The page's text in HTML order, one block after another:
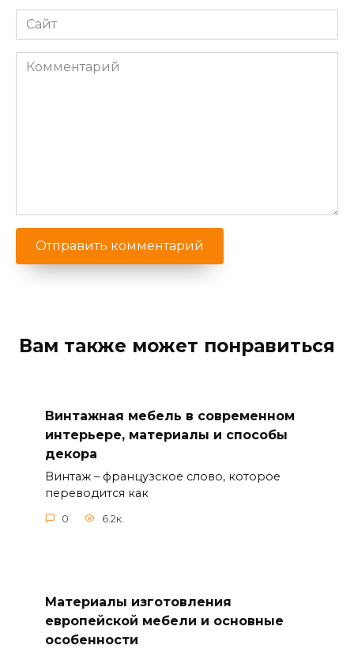
Сайт
Комментарий
Вам также может понравиться
Винтажная мебель в современном
интерьере, материалы и способы
декора
Винтаж – французское слово, которое
переводится как
0 6.2к.
Материалы изготовления
европейской мебели и основные
особенности